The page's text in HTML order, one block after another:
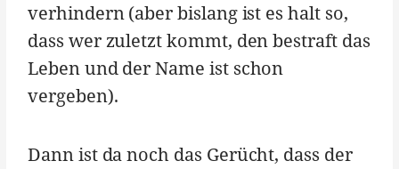
verhindern (aber bislang ist es halt so,
dass wer zuletzt kommt, den bestraft das
Leben und der Name ist schon
vergeben).
Dann ist da noch das Gerücht, dass der